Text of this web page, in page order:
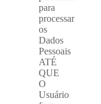
para
processar
os
Dados
Pessoais
ATÉ
QUE
O
Usuário